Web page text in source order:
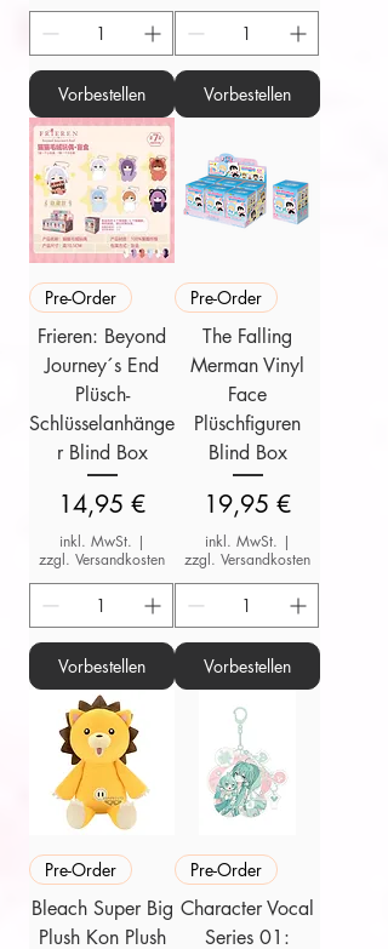
Vorbestellen Vorbestellen
Pre-Order
Frieren: Beyond
Journey´s End
Plüsch-
Schlüsselanhänge
r Blind Box
Preis
14,95 €
inkl. MwSt. |
zzgl. Versandkosten
Vorbestellen
Pre-Order
The Falling
Merman Vinyl
Face
Plüschfiguren
Blind Box
Preis
19,95 €
inkl. MwSt. |
zzgl. Versandkosten
Vorbestellen
Pre-Order
Bleach Super Big
Plush Kon Plush
Pre-Order
Character Vocal
Series 01: